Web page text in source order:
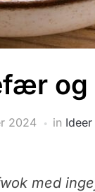
og
2024 in
med